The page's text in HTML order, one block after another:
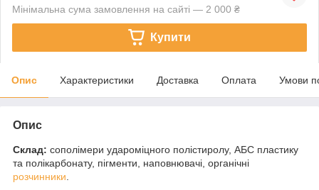
Мінімальна сума замовлення на сайті — 2 000 ₴
Купити
Опис Характеристики Доставка Оплата Умови
Опис
Склад: сополімери удароміцного полістиролу, АБС пластику
та полікарбонату, пігменти, наповнювачі, органічні
розчинники